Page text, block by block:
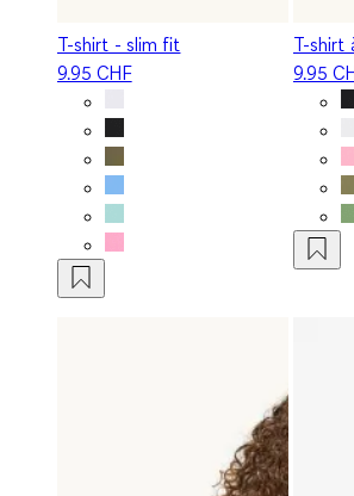
T-shirt - slim fit
9.95 CHF
T-shirt
9.95